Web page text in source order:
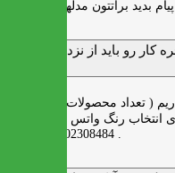
رو باید از نزدیک دید
( تعداد محصولات زیاد و فضای
انتخاب رنگ واتس اپ به شماره